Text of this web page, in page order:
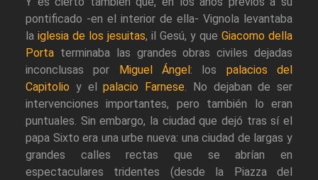
pontificado -en el interior de ella- Vignola levantaba
la iglesia de los jesuitas, il Gesú, y que Giacomo della
Porta terminaba las grandes obras civiles dejadas
inconclusas por
Miguel Ángel : los palacios del
Capitolio y elpalacio Farnese. No dejaban de ser
intervenciones importantes, pero también lo eran
puntuales. Sin embargo, la ciudad que dejó tras sí el
papa Sixto era una urbe nueva: una ciudad de largas y
grandes calles rectas que se abrían en
espectaculares tridentes (desde la Piazza del